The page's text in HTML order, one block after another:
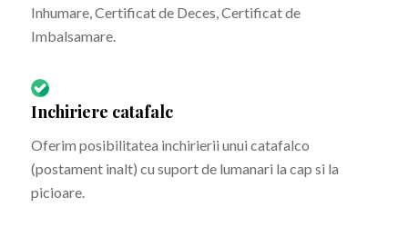
Inhumare, Certificat de Deces, Certificat de
Imbalsamare.
Inchiriere catafalc
Oferim posibilitatea inchirierii unui catafalco
(postament inalt) cu suport de lumanari la cap si la
picioare.